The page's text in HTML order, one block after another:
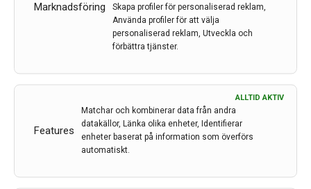
Marknadsföring
Skapa profiler för personaliserad reklam,
Använda profiler för att välja
personaliserad reklam, Utveckla och
förbättra tjänster.
Features
ALLTID AKTIV
Matchar och kombinerar data från andra
datakällor, Länka olika enheter, Identifierar
enheter baserat på information som överförs
automatiskt.